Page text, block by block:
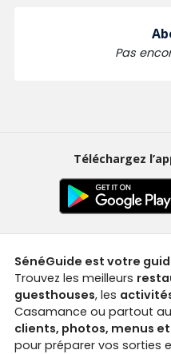
Pas
Téléchargez
SénéGuide est votre
Trouvez les meilleurs
guesthouses, les
Casamance ou partout
clients, photos, menus
pour préparer vos sorties